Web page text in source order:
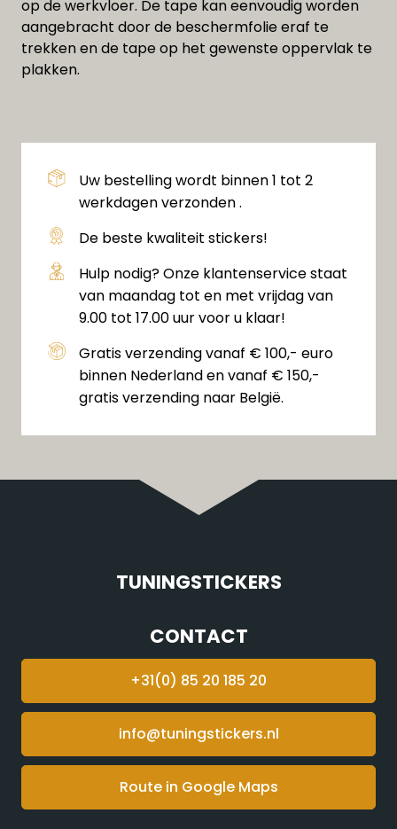
op de werkvloer. De tape kan eenvoudig worden
aangebracht door de beschermfolie eraf te
trekken en de tape op het gewenste oppervlak te
plakken.
Uw bestelling wordt binnen 1 tot 2
werkdagen verzonden .
De beste kwaliteit stickers!
Hulp nodig? Onze klantenservice staat
van maandag tot en met vrijdag van
9.00 tot 17.00 uur voor u klaar!
Gratis verzending vanaf € 100,- euro
binnen Nederland en vanaf € 150,-
gratis verzending naar België.
TUNINGSTICKERS
CONTACT
+31(0) 85 20 185 20
info@tuningstickers.nl
Route in Google Maps